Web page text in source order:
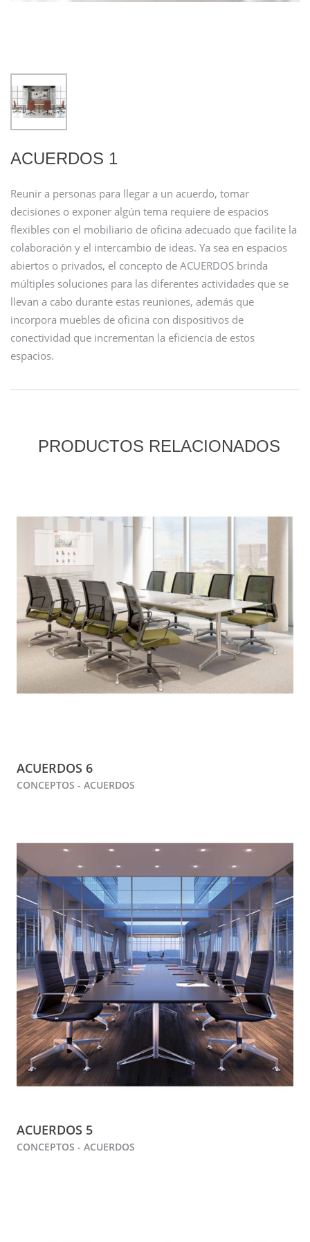
ACUERDOS 1
Reunir a personas para llegar a un acuerdo, tomar
decisiones o exponer algún tema requiere de espacios
flexibles con el mobiliario de oficina adecuado que facilite la
colaboración y el intercambio de ideas. Ya sea en espacios
abiertos o privados, el concepto de ACUERDOS brinda
múltiples soluciones para las diferentes actividades que se
llevan a cabo durante estas reuniones, además que
incorpora muebles de oficina con dispositivos de
conectividad que incrementan la eficiencia de estos
espacios.
PRODUCTOS RELACIONADOS
ACUERDOS 6
CONCEPTOS - ACUERDOS
ACUERDOS 5
CONCEPTOS - ACUERDOS